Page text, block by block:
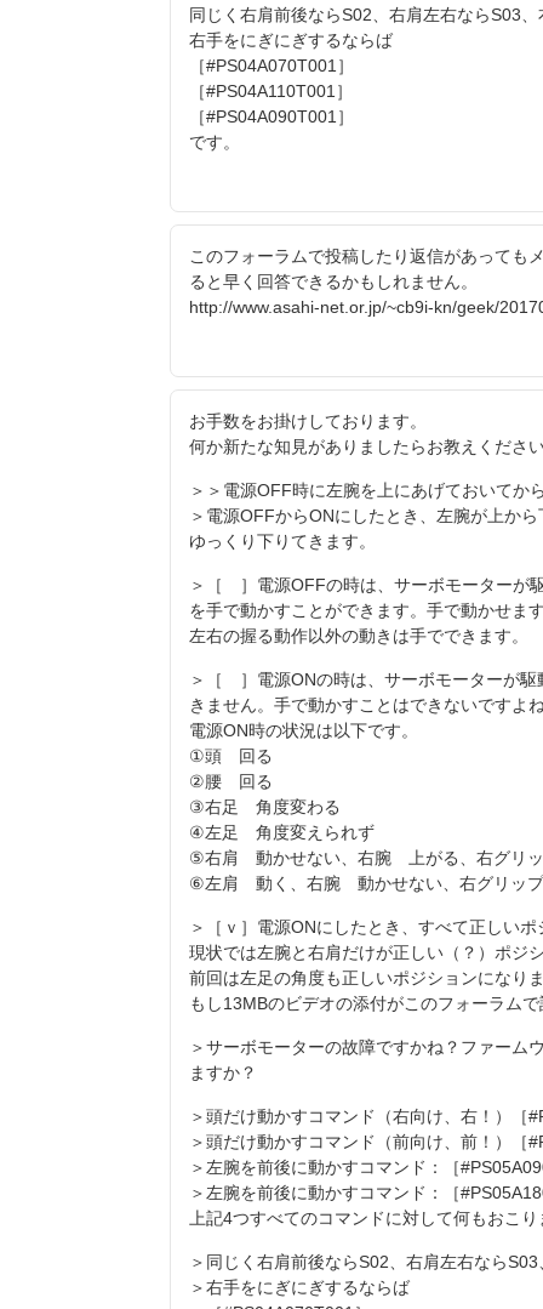
同じく右肩前後ならS02、右肩左右ならS03
右手をにぎにぎするならば
［#PS04A070T001］
［#PS04A110T001］
［#PS04A090T001］
です。
このフォーラムで投稿したり返信があっても
ると早く回答できるかもしれません。
http://www.asahi-net.or.jp/~cb9i-kn/geek/
お手数をお掛けしております。
何か新たな知見がありましたらお教えくださ
＞＞電源OFF時に左腕を上にあげておいてか
＞電源OFFからONにしたとき、左腕が上か
ゆっくり下りてきます。
＞［ ］電源OFFの時は、サーボモーターが
を手で動かすことができます。手で動かせま
左右の握る動作以外の動きは手でできます。
＞［ ］電源ONの時は、サーボモーターが
きません。手で動かすことはできないですよ
電源ON時の状況は以下です。
①頭 回る
②腰 回る
③右足 角度変わる
④左足 角度変えられず
⑤右肩 動かせない、右腕 上がる、右グリ
⑥左肩 動く、右腕 動かせない、右グリッ
＞［ｖ］電源ONにしたとき、すべて正しい
現状では左腕と右肩だけが正しい（？）ポジ
前回は左足の角度も正しいポジションになり
もし13MBのビデオの添付がこのフォーラム
＞サーボモーターの故障ですかね？ファーム
ますか？
＞頭だけ動かすコマンド（右向け、右！）［
＞頭だけ動かすコマンド（前向け、前！）［
＞左腕を前後に動かすコマンド：［
＞左腕を前後に動かすコマンド：［
上記4つすべてのコマンドに対して何もおこ
＞同じく右肩前後ならS02、右肩左右なら
＞右手をにぎにぎするならば